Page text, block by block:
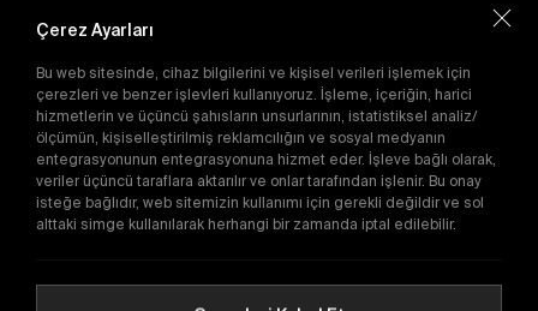
abone olun.
Gönder
Abone olarakGizlilik Politikası'nı
kabul etmiş
olursunuz.
E-Katalog
Çerez Ayarları
Bu web sitesinde, cihaz bilgilerini ve kişisel verileri işlemek için
çerezleri ve benzer işlevleri kullanıyoruz. İşleme, içeriğin, harici
hizmetlerin ve üçüncü şahısların unsurlarının, istatistiksel analiz/
ölçümün, kişiselleştirilmiş reklamcılığın ve sosyal medyanın
entegrasyonunun entegrasyonuna hizmet eder. İşleve bağlı olarak,
veriler üçüncü taraflara aktarılır ve onlar tarafından işlenir. Bu onay
isteğe bağlıdır, web sitemizin kullanımı için gerekli değildir ve sol
alttaki simge kullanılarak herhangi bir zamanda iptal edilebilir.